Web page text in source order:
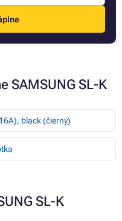
SAMSUNG SL-K
black (čierny)
SL-K